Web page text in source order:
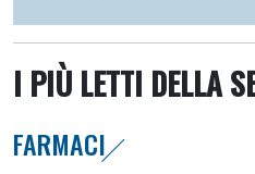
I PIÙ LETTI DELLA
FARMACI